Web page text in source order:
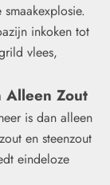
inkoken tot
vlees,
Alleen Zout
is dan alleen
en steenzout
eindeloze